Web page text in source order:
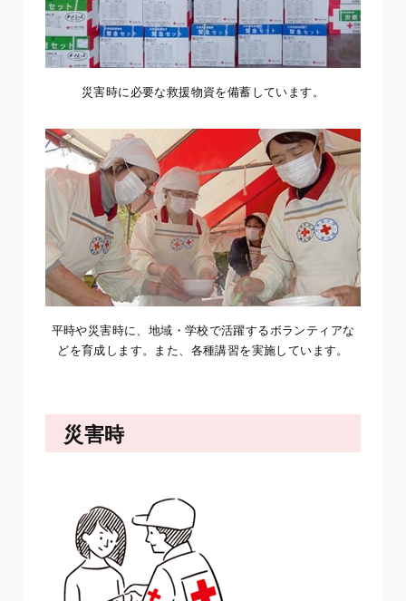
災害時に必要な救援物資を備蓄しています。
平時や災害時に、地域・学校で活躍するボランティアな
どを育成します。また、各種講習を実施しています。
災害時